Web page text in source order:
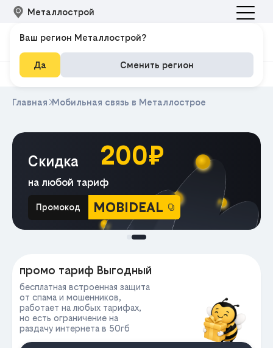
Металлострой
Главная Мобильная связь в Металлострое
Скидка 200₽
на любой тариф
Промокод MOBIDEAL
промо тариф Выгодный
бесплатная встроенная защита
от спама и мошенников,
работает на любых тарифах,
но есть ограничение на
раздачу интернета в 50гб
Ваш регион Металлострой?
Да Сменить регион